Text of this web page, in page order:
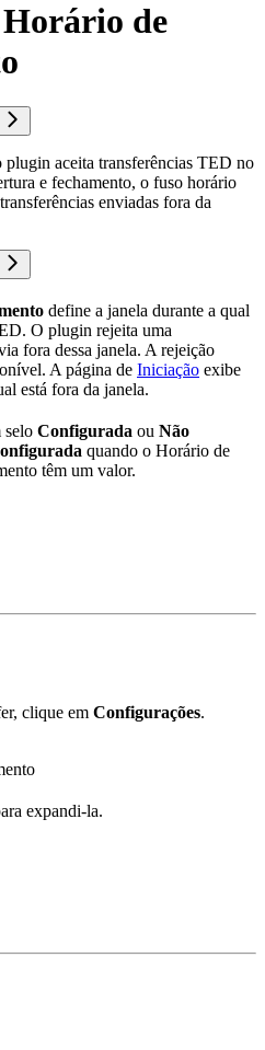
de
aceita transferências TED no
e fechamento, o fuso horário
enviadas fora da
define a janela durante a qual
O plugin rejeita uma
fora dessa janela. A rejeição
A página de Iniciação exibe
está fora da janela.
selo Configurada ou Não
quando o Horário de
têm um valor.
clique em Configurações.
expandi-la.